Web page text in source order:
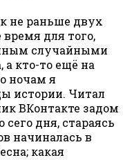
не раньше двух
время для того,
случайными
кто-то ещё на
ночам я
истории. Читал
ВКонтакте задом
сего дня, стараясь
начиналась в
какая